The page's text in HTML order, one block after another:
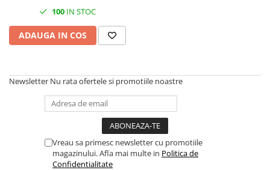
Piese schimb
Plottere
Consumabile imprimanta
Drum unit
Capete imprimare
Cartuse inkjet si cerneala
100 IN STOC
ADAUGA IN COS
Newsletter Nu rata ofertele si promotiile noastre
Vreau sa primesc newsletter cu promotiile
magazinului. Afla mai multe in Politica de
Confidentialitate